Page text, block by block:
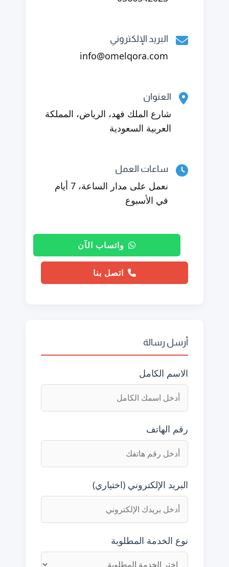
البريد الإلكتروني
info@omelqora.com
العنوان
شارع الملك فهد، الرياض، المملكة
العربية السعودية
ساعات العمل
نعمل على مدار الساعة، 7 أيام
في الأسبوع
واتساب الآن
اتصل بنا
أرسل رسالة
الاسم الكامل
رقم الهاتف
البريد الإلكتروني (اختياري)
نوع الخدمة المطلوبة